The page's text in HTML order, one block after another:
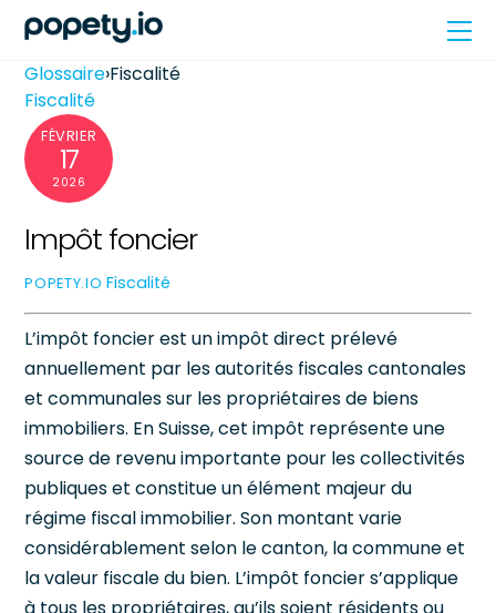
Skip
content
Glossaire›Fiscalité
Fiscalité
FÉVRIER
17
2026
Impôt foncier
POPETY.IO Fiscalité
L’impôt foncier est un impôt direct prélevé
annuellement par les autorités fiscales cantonales
et communales sur les propriétaires de biens
immobiliers. En Suisse, cet impôt représente une
source de revenu importante pour les collectivités
publiques et constitue un élément majeur du
régime fiscal immobilier. Son montant varie
considérablement selon le canton, la commune et
la valeur fiscale du bien. L’impôt foncier s’applique
à tous les propriétaires, qu’ils soient résidents ou